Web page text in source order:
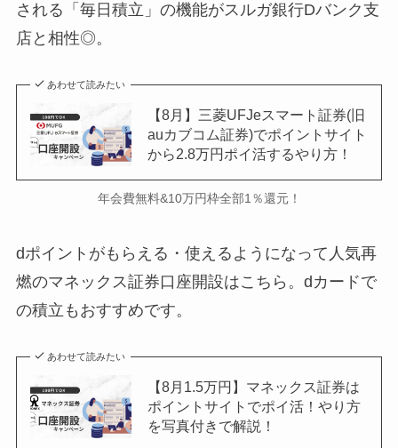
される「毎日積立」の機能がスルガ銀行Dバンク支
店と相性◎。
あわせて読みたい
【8月】三菱UFJeスマート証券(旧
auカブコム証券)でポイントサイト
から2.8万円ポイ活するやり方！
年会費無料&10万円枠全部1％還元！
dポイントがもらえる・使えるようになって人気再
燃のマネックス証券口座開設はこちら。dカードで
の積立もおすすめです。
あわせて読みたい
【8月1.5万円】マネックス証券は
ポイントサイトでポイ活！やり方
を写真付きで解説！